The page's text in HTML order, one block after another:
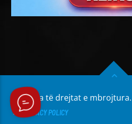
Të gjitha të drejtat e mbrojtura.
PRIVACY POLICY